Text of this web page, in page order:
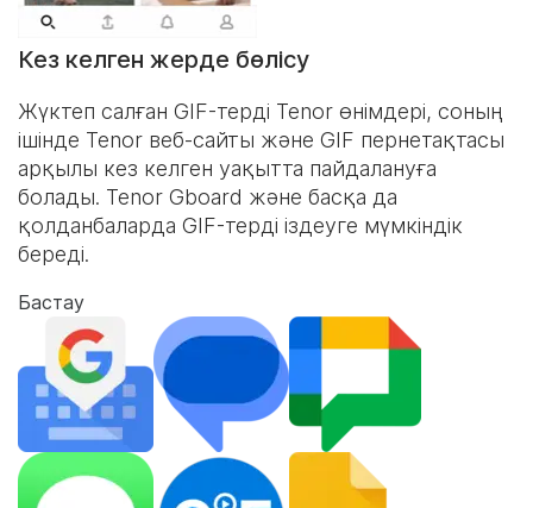
Кез келген жерде бөлісу
Жүктеп салған GIF-терді Tenor өнімдері, соның
ішінде Tenor веб-сайты және GIF пернетақтасы
арқылы кез келген уақытта пайдалануға
болады. Tenor Gboard және басқа да
қолданбаларда GIF-терді іздеуге мүмкіндік
береді.
Бастау